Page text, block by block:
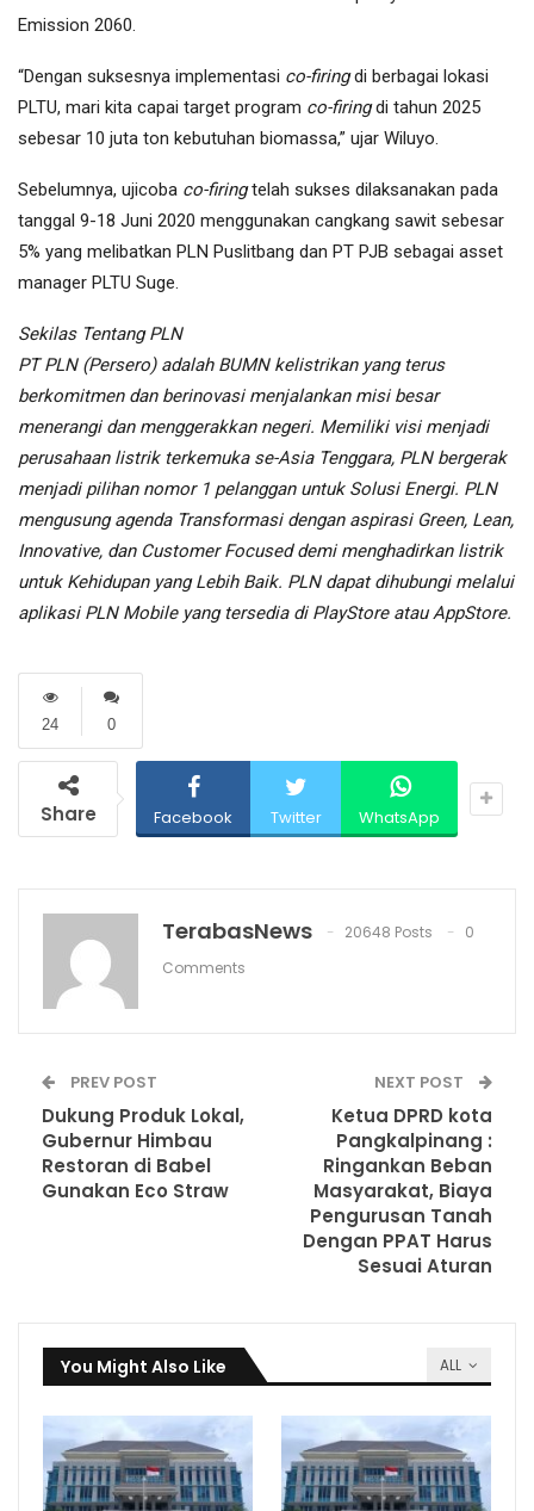
Emission 2060.
“Dengan suksesnya implementasi co-firingdi berbagai lokasi
PLTU, mari kita capai target program co-firingdi tahun 2025
sebesar 10 juta ton kebutuhan biomassa,” ujar Wiluyo.
Sebelumnya, ujicoba co-firingtelah sukses dilaksanakan pada
tanggal 9-18 Juni 2020 menggunakan cangkang sawit sebesar
5% yang melibatkan PLN Puslitbang dan PT PJB sebagai asset
manager PLTU Suge.
Sekilas Tentang PLN
PT PLN (Persero) adalah BUMN kelistrikan yang terus
berkomitmen dan berinovasi menjalankan misi besar
menerangi dan menggerakkan negeri. Memiliki visi menjadi
perusahaan listrik terkemuka se-Asia Tenggara, PLN bergerak
menjadi pilihan nomor 1 pelanggan untuk Solusi Energi. PLN
mengusung agenda Transformasi dengan aspirasi Green, Lean,
Innovative, dan Customer Focused demi menghadirkan listrik
untuk Kehidupan yang Lebih Baik. PLN dapat dihubungi melalui
aplikasi PLN Mobile yang tersedia di PlayStore atau AppStore.
0
24
Share Facebook Twitter WhatsApp
TerabasNews 20648 Posts
0
Comments
PREV POST
Dukung Produk Lokal,
Gubernur Himbau
Restoran di Babel
Gunakan Eco Straw
NEXT POST
Ketua DPRD kota
Pangkalpinang :
Ringankan Beban
Masyarakat, Biaya
Pengurusan Tanah
Dengan PPAT Harus
Sesuai Aturan
ALL
You Might Also Like